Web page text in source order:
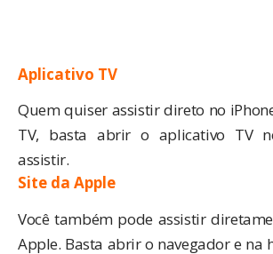
Aplicativo TV
Quem quiser assistir direto no
TV, basta abrir o aplicativo TV
assistir.
Site da Apple
Você também pode assistir
Apple. Basta abrir o navegador e na